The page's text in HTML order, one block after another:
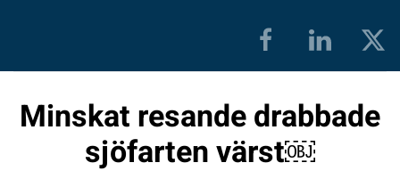
Minskat resande drabbade
sjöfarten värst￼